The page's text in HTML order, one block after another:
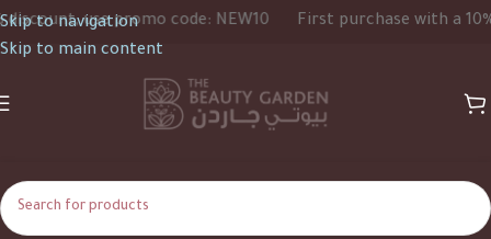
Skip to navigation
Skip to main content
use promo code: NEW10 First purchase with a 10%